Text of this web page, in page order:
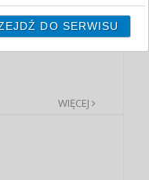
WIĘCEJ
jej zakres, kliknij
informacje o tym jak to
także na podstronie z
od 25 maja 2018.
podczas zakładania
i można ją w
DO SERWISU